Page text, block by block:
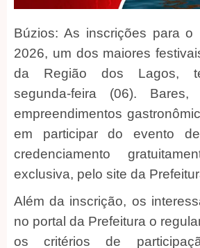
Búzios: As inscrições para o
2026, um dos maiores
da Região dos Lagos,
segunda-feira (06). Bares,
empreendimentos
em participar do evento
credenciamento
exclusiva, pelo site da
Além da inscrição, os
no portal da Prefeitura o
os critérios de